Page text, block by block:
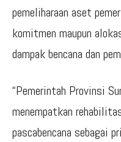
pemeliharaan aset
komitmen maupun
dampak bencana dan
“Pemerintah Provinsi
menempatkan
pascabencana sebagai